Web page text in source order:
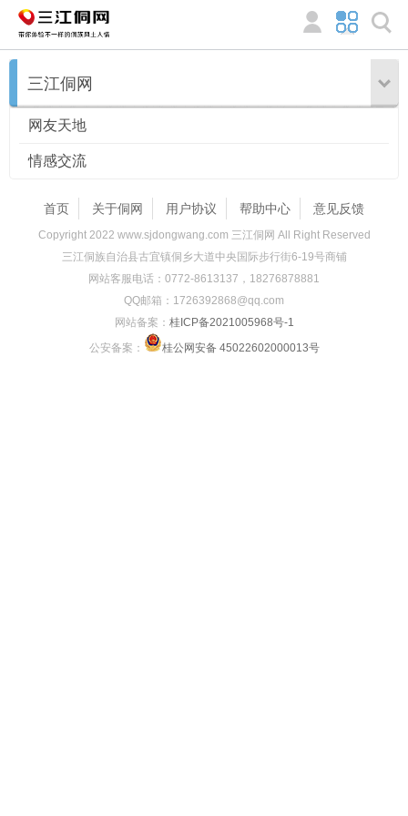
三江侗网
网友天地
情感交流
首页 关于侗网 用户协议 帮助中心 意见反馈
Copyright 2022 www.sjdongwang.com 三江侗网 All Right Reserved
三江侗族自治县古宜镇侗乡大道中央国际步行街6-19号商铺
网站客服电话：0772-8613137，18276878881
QQ邮箱：1726392868@qq.com
网站备案： 桂ICP备2021005968号-1
公安备案：
桂公网安备 45022602000013号